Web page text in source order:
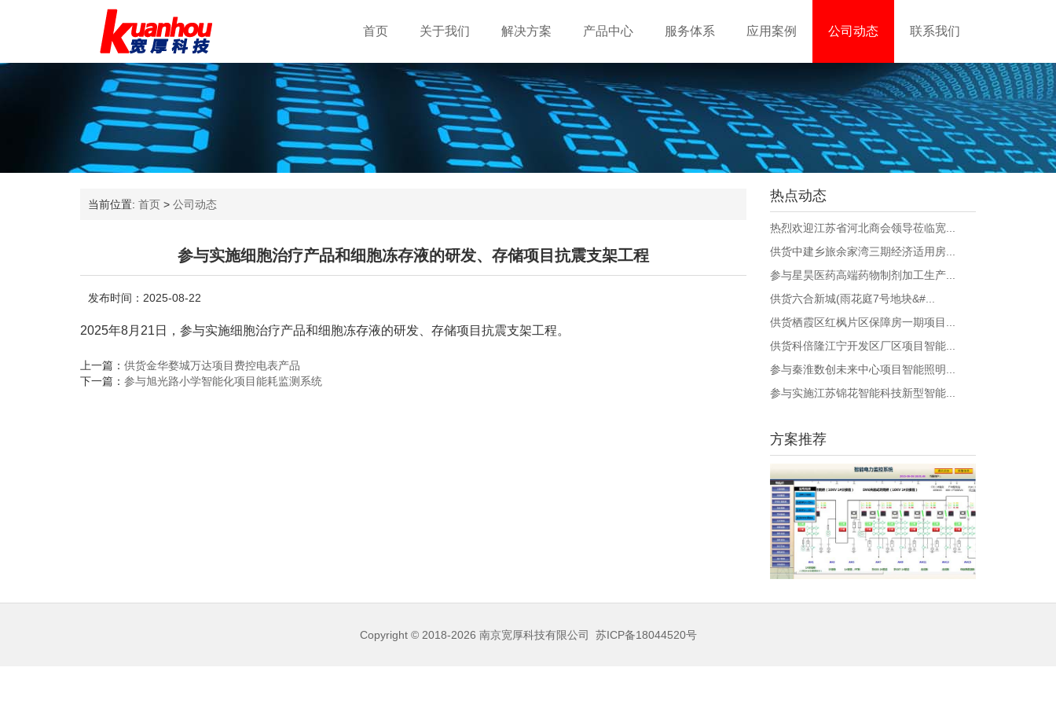
首页 关于我们 解决方案 产品中心 服务体系 应用案例 公司动态 联系我们
当前位置: 首页 > 公司动态
参与实施细胞治疗产品和细胞冻存液的研发、存储项目抗震支架工程
发布时间：2025-08-22
2025年8月21日，参与实施细胞治疗产品和细胞冻存液的研发、存储项目抗震支架工程。
上一篇： 供货金华婺城万达项目费控电表产品
下一篇： 参与旭光路小学智能化项目能耗监测系统
热点动态
热烈欢迎江苏省河北商会领导莅临宽...
供货中建乡旅余家湾三期经济适用房...
参与星昊医药高端药物制剂加工生产...
供货六合新城(雨花庭7号地块&#...
供货栖霞区红枫片区保障房一期项目...
供货科倍隆江宁开发区厂区项目智能...
参与秦淮数创未来中心项目智能照明...
参与实施江苏锦花智能科技新型智能...
方案推荐
Copyright © 2018-2026 南京宽厚科技有限公司 苏ICP备18044520号